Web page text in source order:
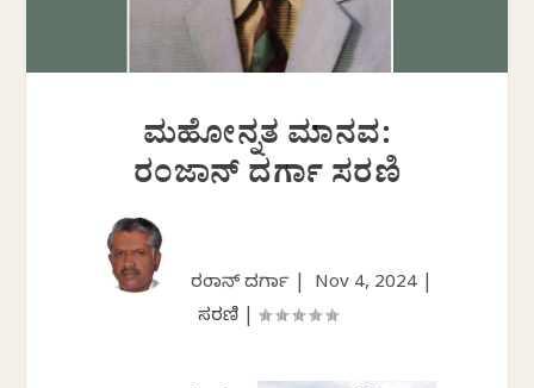
ಮಹೋನ್ನತ ಮಾನವ:
ರಂಜಾನ್‌ ದರ್ಗಾ ಸರಣಿ
ರಂಜಾನ್ ದರ್ಗಾ | Nov 4, 2024|
ಸರಣಿ|